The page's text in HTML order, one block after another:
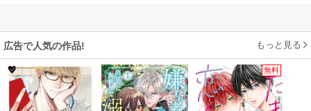
広告で人気の作品! もっと見る
無料